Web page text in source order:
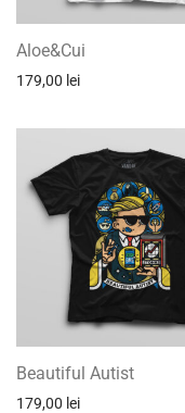
Aloe&Cui
179,00 lei
Beautiful Autist
179,00 lei